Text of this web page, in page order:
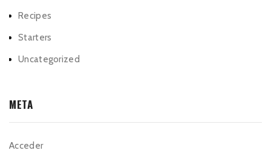
Recipes
Starters
Uncategorized
META
Acceder